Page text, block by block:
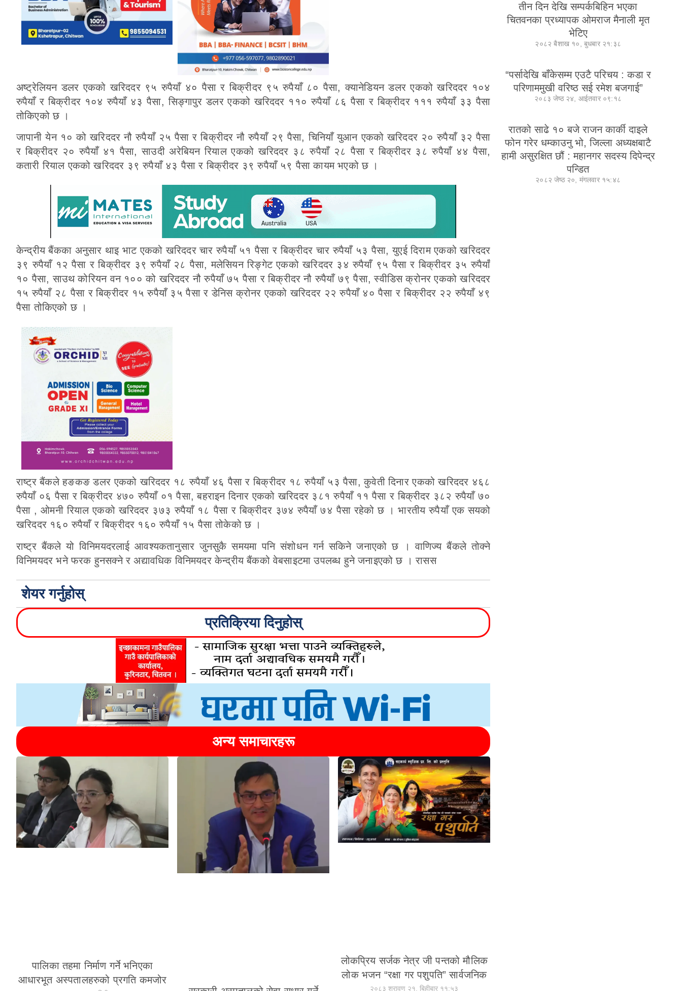
अष्ट्रेलियन डलर एकको खरिददर ९५ रुपैयाँ ४० पैसा र बिक्रीदर ९५ रुपैयाँ ८० पैसा, क्यानेडियन डलर एकको खरिददर १०४
रुपैयाँ र बिक्रीदर १०४ रुपैयाँ ४३ पैसा, सिङ्गापुर डलर एकको खरिददर ११० रुपैयाँ ८६ पैसा र बिक्रीदर १११ रुपैयाँ ३३ पैसा
तोकिएको छ ।
जापानी येन १० को खरिददर नौ रुपैयाँ २५ पैसा र बिक्रीदर नौ रुपैयाँ २९ पैसा, चिनियाँ युआन एकको खरिददर २० रुपैयाँ ३२ पैसा
र बिक्रीदर २० रुपैयाँ ४१ पैसा, साउदी अरेबियन रियाल एकको खरिददर ३८ रुपैयाँ २८ पैसा र बिक्रीदर ३८ रुपैयाँ ४४ पैसा,
कतारी रियाल एकको खरिददर ३९ रुपैयाँ ४३ पैसा र बिक्रीदर ३९ रुपैयाँ ५९ पैसा कायम भएको छ ।
केन्द्रीय बैंकका अनुसार थाइ भाट एकको खरिददर चार रुपैयाँ ५१ पैसा र बिक्रीदर चार रुपैयाँ ५३ पैसा, युएई दिराम एकको खरिददर
३९ रुपैयाँ १२ पैसा र बिक्रीदर ३९ रुपैयाँ २८ पैसा, मलेसियन रिङ्गेट एकको खरिददर ३४ रुपैयाँ ९५ पैसा र बिक्रीदर ३५ रुपैयाँ
१० पैसा, साउथ कोरियन वन १०० को खरिददर नौ रुपैयाँ ७५ पैसा र बिक्रीदर नौ रुपैयाँ ७९ पैसा, स्वीडिस क्रोनर एकको खरिददर
१५ रुपैयाँ २८ पैसा र बिक्रीदर १५ रुपैयाँ ३५ पैसा र डेनिस क्रोनर एकको खरिददर २२ रुपैयाँ ४० पैसा र बिक्रीदर २२ रुपैयाँ ४९
पैसा तोकिएको छ ।
राष्ट्र बैंकले हङकङ डलर एकको खरिददर १८ रुपैयाँ ४६ पैसा र बिक्रीदर १८ रुपैयाँ ५३ पैसा, कुवेती दिनार एकको खरिददर ४६८
रुपैयाँ ०६ पैसा र बिक्रीदर ४७० रुपैयाँ ०१ पैसा, बहराइन दिनार एकको खरिददर ३८१ रुपैयाँ ११ पैसा र बिक्रीदर ३८२ रुपैयाँ ७०
पैसा , ओमनी रियाल एकको खरिददर ३७३ रुपैयाँ १८ पैसा र बिक्रीदर ३७४ रुपैयाँ ७४ पैसा रहेको छ । भारतीय रुपैयाँ एक सयको
खरिददर १६० रुपैयाँ र बिक्रीदर १६० रुपैयाँ १५ पैसा तोकेको छ ।
राष्ट्र बैंकले यो विनिमयदरलाई आवश्यकतानुसार जुनसुकै समयमा पनि संशोधन गर्न सकिने जनाएको छ । वाणिज्य बैंकले तोक्ने
विनिमयदर भने फरक हुनसक्ने र अद्यावधिक विनिमयदर केन्द्रीय बैंकको वेबसाइटमा उपलब्ध हुने जनाइएको छ । रासस
शेयर गर्नुहोस्
प्रतिक्रिया दिनुहोस्
अन्य समाचारहरू
पालिका तहमा निर्माण गर्ने भनिएका
आधारभूत अस्पतालहरुको प्रगति कमजोर
लोकप्रिय सर्जक नेत्र जी पन्तको मौलिक
लोक भजन “रक्षा गर पशुपति” सार्वजनिक
२०८३ श्रावण २१, बिहीबार ११:५३
तीन दिन देखि सम्पर्कबिहिन भएका
चितवनका प्रध्यापक ओमराज मैनाली मृत
भेटिए
२०८२ बैशाख १०, बुधबार २१:३८
“पर्सादेखि बाँकेसम्म एउटै परिचय : कडा र
परिणाममुखी वरिष्ठ सई रमेश बजगाई”
२०८३ जेष्ठ २४, आईतवार ०९:१८
रातको साढे १० बजे राजन कार्की दाइले
फोन गरेर धम्काउनु भो, जिल्ला अध्यक्षबाटै
हामी असुरक्षित छौं : महानगर सदस्य दिपेन्द्र
पन्डित
२०८२ जेष्ठ २०, मंगलवार १५:४८